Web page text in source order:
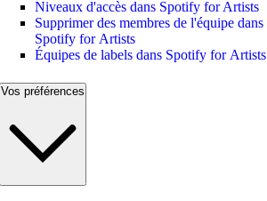
Niveaux d'accès dans Spotify for Artists
Supprimer des membres de l'équipe dans
Spotify for Artists
Équipes de labels dans Spotify for Artists
Vos préférences